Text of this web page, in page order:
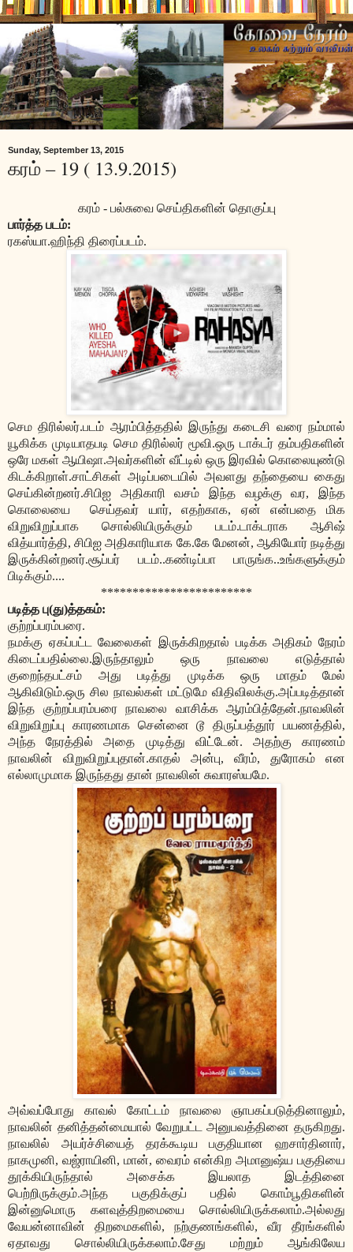
Sunday, September 13, 2015
கரம் – 19 ( 13.9.2015)
கரம் - பல்சுவை செய்திகளின் தொகுப்பு
பார்த்த படம்:
ரகஸ்யா.ஹிந்தி திரைப்படம்.
செம திரில்லர்.படம் ஆரம்பித்ததில் இருந்து கடைசி வரை நம்மால்
யூகிக்க முடியாதபடி செம திரில்லர் மூவி.ஒரு டாக்டர் தம்பதிகளின்
ஒரே மகள் ஆயிஷா.அவர்களின் வீட்டில் ஒரு இரவில் கொலையுண்டு
கிடக்கிறாள்.சாட்சிகள் அடிப்படையில் அவளது தந்தையை கைது
செய்கின்றனர்.சிபிஐ அதிகாரி வசம் இந்த வழக்கு வர, இந்த
கொலையை
செய்தவர் யார், எதற்காக, ஏன் என்பதை மிக
விறுவிறுப்பாக சொல்லியிருக்கும் படம்.டாக்டராக ஆசிஷ்
வித்யார்த்தி, சிபிஐ அதிகாரியாக கே.கே மேனன், ஆகியோர் நடித்து
இருக்கின்றனர்.சூப்பர் படம்..கண்டிப்பா பாருங்க..உங்களுக்கும்
பிடிக்கும்....
************************
படித்த பு(து)த்தகம்:
குற்றப்பரம்பரை.
நமக்கு ஏகப்பட்ட வேலைகள் இருக்கிறதால் படிக்க அதிகம் நேரம்
கிடைப்பதில்லை.இருந்தாலும் ஒரு நாவலை எடுத்தால்
குறைந்தபட்சம் அது படித்து முடிக்க ஒரு மாதம் மேல்
ஆகிவிடும்.ஒரு சில நாவல்கள் மட்டுமே விதிவிலக்கு.அப்படித்தான்
இந்த குற்றப்பரம்பரை நாவலை வாசிக்க ஆரம்பித்தேன்.நாவலின்
விறுவிறுப்பு காரணமாக சென்னை டூ திருப்பத்தூர் பயணத்தில்,
அந்த நேரத்தில் அதை முடித்து விட்டேன். அதற்கு காரணம்
நாவலின் விறுவிறுப்புதான்.காதல் அன்பு, வீரம், துரோகம் என
எல்லாமுமாக இருந்தது தான் நாவலின் சுவாரஸ்யமே.
அவ்வப்போது காவல் கோட்டம் நாவலை ஞாபகப்படுத்தினாலும்,
நாவலின் தனித்தன்மையால் வேறுபட்ட அனுபவத்தினை தருகிறது.
நாவலில் அயர்ச்சியைத் தரக்கூடிய பகுதியான ஹசார்தினார்,
நாகமுனி, வஜ்ராயினி, மான், வைரம் என்கிற அமானுஷ்ய பகுதியை
தூக்கியிருந்தால் அசைக்க இயலாத இடத்தினை
பெற்றிருக்கும்.அந்த பகுதிக்குப் பதில் கொம்பூதிகளின்
இன்னுமொரு களவுத்திறமையை சொல்லியிருக்கலாம்.அல்லது
வேயன்னாவின் திறமைகளில், நற்குணங்களில், வீர தீரங்களில்
ஏதாவது சொல்லியிருக்கலாம்.சேது மற்றும் ஆங்கிலேய